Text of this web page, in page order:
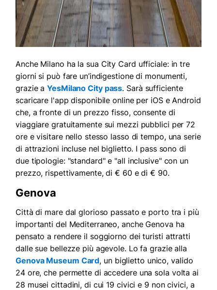
Anche Milano ha la sua City Card ufficiale: in tre
giorni si può fare un’indigestione di monumenti,
grazie aYesMilano City pass. Sarà sufficiente
scaricare l'app disponibile online per iOS e Android
che, a fronte di un prezzo fisso, consente di
viaggiare gratuitamente sui mezzi pubblici per 72
ore e visitare nello stesso lasso di tempo, una serie
di attrazioni incluse nel biglietto. I pass sono di
due tipologie: "standard" e "all inclusive" con un
prezzo, rispettivamente, di € 60 e di € 90.
Genova
Città di mare dal glorioso passato e porto tra i più
importanti del Mediterraneo, anche Genova ha
pensato a rendere il soggiorno dei turisti attratti
dalle sue bellezze più agevole. Lo fa grazie alla
Genova Museum Card, un biglietto unico, valido
24 ore, che permette di accedere una sola volta ai
28 musei cittadini, di cui 19 civici e 9 non civici, a